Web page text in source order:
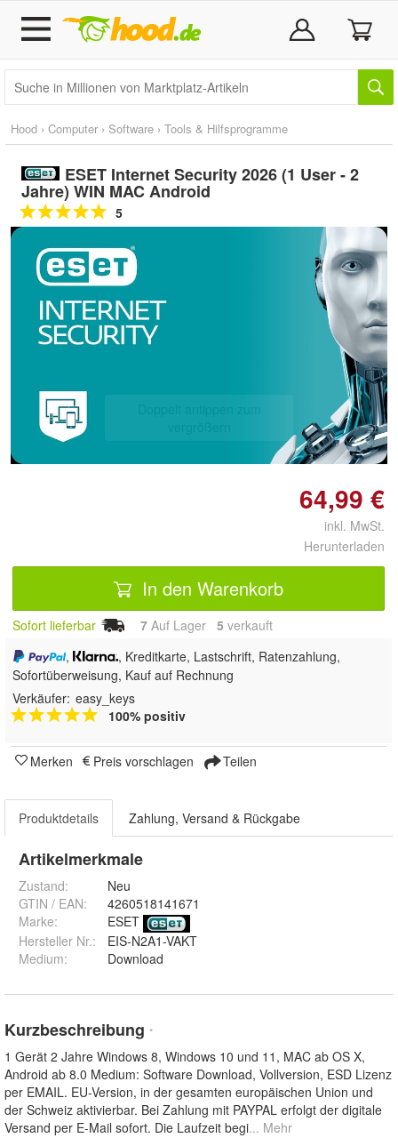
Hood › Computer › Software › Tools & Hilfsprogramme
ESET Internet Security 2026 (1 User - 2
Jahre) WIN MAC Android
5
64,99 €
inkl. MwSt.
Herunterladen
In den Warenkorb
Sofort lieferbar 7 Auf Lager 5 verkauft
,
, Kreditkarte, Lastschrift, Ratenzahlung,
Sofortüberweisung, Kauf auf Rechnung
Verkäufer: easy_keys
100% positiv
Merken Preis vorschlagen Teilen
Produktdetails Zahlung, Versand & Rückgabe
Artikelmerkmale
Zustand:
Neu
GTIN / EAN:
4260518141671
Marke:
ESET
Hersteller Nr.:
EIS-N2A1-VAKT
Medium: Download
Kurzbeschreibung *
1 Gerät 2 Jahre Windows 8, Windows 10 und 11, MAC ab OS X,
Android ab 8.0 Medium: Software Download, Vollversion, ESD Lizenz
per EMAIL. EU-Version, in der gesamten europäischen Union und
der Schweiz aktivierbar. Bei Zahlung mit PAYPAL erfolgt der digitale
Versand per E-Mail sofort. Die Laufzeit begi... Mehr